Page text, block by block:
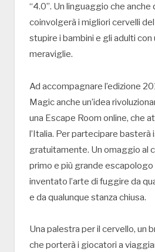
“4.0”. Un linguaggio che anche
coinvolgerà i migliori cervelli
stupire i bambini e gli adulti con
meraviglie.
Ad accompagnare l’edizione
Magic anche un’idea
una Escape Room online, che
l’Italia. Per partecipare basterà
gratuitamente. Un omaggio al
primo e più grande escapologo
inventato l’arte di fuggire da
e da qualunque stanza chiusa.
Una palestra per il cervello, un
che porterà i giocatori a